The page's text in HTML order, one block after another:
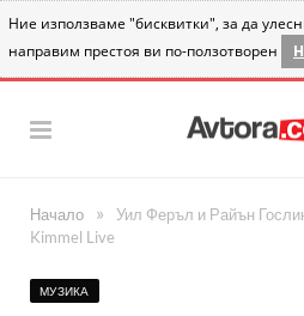
Ние използваме "бисквитки", за да
направим престоя ви по-ползотворен
Начало »
Уил Феръл и Райън
Kimmel Live
МУЗИКА